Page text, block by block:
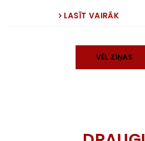
LASĪT VAIRĀK
VĒL ZIŅAS